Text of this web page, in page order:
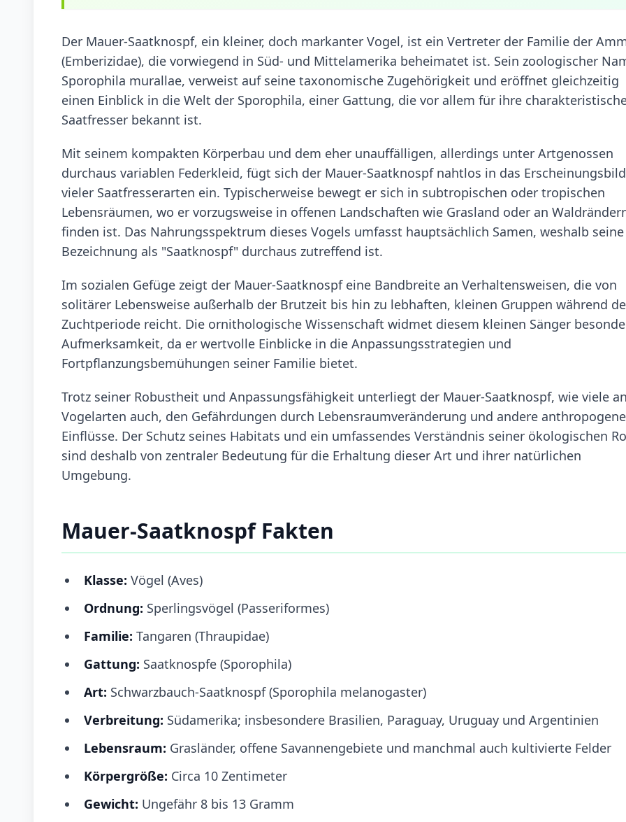
Der Mauer-Saatknospf, ein kleiner, doch markanter Vogel, ist ein Vertreter der Familie der
(Emberizidae), die vorwiegend in Süd- und Mittelamerika beheimatet ist. Sein zoologischer
Sporophila murallae, verweist auf seine taxonomische Zugehörigkeit und eröffnet gleichzeitig
einen Einblick in die Welt der Sporophila, einer Gattung, die vor allem für ihre
Saatfresser bekannt ist.
Mit seinem kompakten Körperbau und dem eher unauffälligen, allerdings unter Artgenossen
durchaus variablen Federkleid, fügt sich der Mauer-Saatknospf nahtlos in das Erscheinungsbild
vieler Saatfresserarten ein. Typischerweise bewegt er sich in subtropischen oder tropischen
Lebensräumen, wo er vorzugsweise in offenen Landschaften wie Grasland oder an
finden ist. Das Nahrungsspektrum dieses Vogels umfasst hauptsächlich Samen, weshalb seine
Bezeichnung als "Saatknospf" durchaus zutreffend ist.
Im sozialen Gefüge zeigt der Mauer-Saatknospf eine Bandbreite an Verhaltensweisen, die von
solitärer Lebensweise außerhalb der Brutzeit bis hin zu lebhaften, kleinen Gruppen während
Zuchtperiode reicht. Die ornithologische Wissenschaft widmet diesem kleinen Sänger
Aufmerksamkeit, da er wertvolle Einblicke in die Anpassungsstrategien und
Fortpflanzungsbemühungen seiner Familie bietet.
Trotz seiner Robustheit und Anpassungsfähigkeit unterliegt der Mauer-Saatknospf, wie viele
Vogelarten auch, den Gefährdungen durch Lebensraumveränderung und andere anthropogene
Einflüsse. Der Schutz seines Habitats und ein umfassendes Verständnis seiner ökologischen
sind deshalb von zentraler Bedeutung für die Erhaltung dieser Art und ihrer natürlichen
Umgebung.
Mauer-Saatknospf Fakten
Klasse: Vögel (Aves)
Ordnung: Sperlingsvögel (Passeriformes)
Familie: Tangaren (Thraupidae)
Gattung: Saatknospfe (Sporophila)
Art: Schwarzbauch-Saatknospf (Sporophila melanogaster)
Verbreitung: Südamerika; insbesondere Brasilien, Paraguay, Uruguay und Argentinien
Lebensraum: Grasländer, offene Savannengebiete und manchmal auch kultivierte Felder
Körpergröße: Circa 10 Zentimeter
Gewicht: Ungefähr 8 bis 13 Gramm